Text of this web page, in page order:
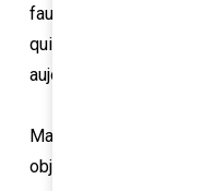
faute de moyens pour
qui était très dangereux
aujourd’hui.
Malgré toutes ces
objectif sans diplôme